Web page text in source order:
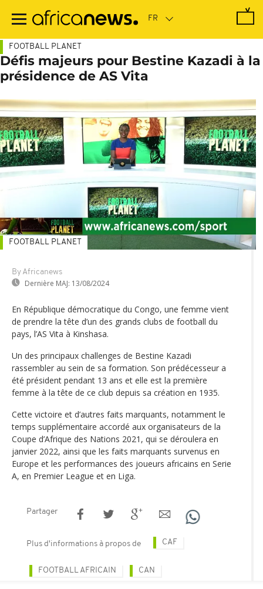
contenu
FOOTBALL PLANET
Défis majeurs pour Bestine Kazadi à la
présidence de AS Vita
By Africanews
Dernière MAJ: 13/08/2024
FOOTBALL PLANET
En République démocratique du Congo, une femme vient
de prendre la tête d’un des grands clubs de football du
pays, l’AS Vita à Kinshasa.
Un des principaux challenges de Bestine Kazadi
rassembler au sein de sa formation. Son prédécesseur a
été président pendant 13 ans et elle est la première
femme à la tête de ce club depuis sa création en 1935.
Cette victoire et d’autres faits marquants, notamment le
temps supplémentaire accordé aux organisateurs de la
Coupe d’Afrique des Nations 2021, qui se déroulera en
janvier 2022, ainsi que les faits marquants survenus en
Europe et les performances des joueurs africains en Serie
A, en Premier League et en Liga.
Partager
Plus d'informations à propos de CAF
FOOTBALL AFRICAIN CAN